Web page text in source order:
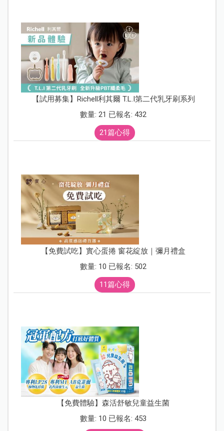
【試用募集】Richell利其爾 T.L.I第二代乳牙刷系列
數量: 21 已報名: 432
21篇心得
【免費試吃】實心蛋捲 窗花綻放｜彌月禮盒
數量: 10 已報名: 502
11篇心得
【免費體驗】森活舒敏兒童益生菌
數量: 10 已報名: 453